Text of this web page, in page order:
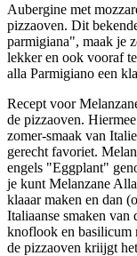
Aubergine met
pizzaoven. Dit
parmigiana", maak je
lekker en ook vooraf
alla Parmigiano een
Recept voor
de pizzaoven.
zomer-smaak van
gerecht favoriet.
engels "Eggplant"
je kunt Melanzane
klaaar maken en dan
Italiaanse smaken van
knoflook en basilicum
de pizzaoven kriijgt